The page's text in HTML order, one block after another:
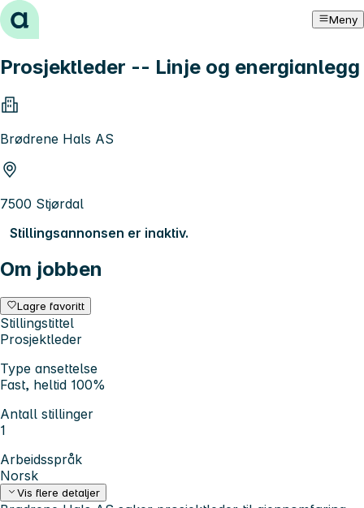
Hopp til innhold Meny
Prosjektleder -- Linje og energianlegg
Brødrene Hals AS
7500 Stjørdal
Stillingsannonsen er inaktiv.
Om jobben
Lagre favoritt
Stillingstittel
Prosjektleder
Type ansettelse
Fast, heltid 100%
Antall stillinger
1
Arbeidsspråk
Norsk
Vis flere detaljer